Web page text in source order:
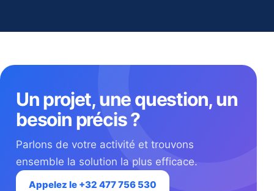
Un projet, une question, un
besoin précis ?
Parlons de votre activité et trouvons
ensemble la solution la plus efficace.
Appelez le +32 477 756 530